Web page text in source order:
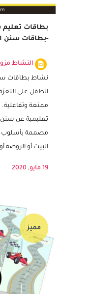
بطاقات تعليم
-بطاقات سنن
النشاط
نشاط بطاقات
الطفل على
ممتعة
تعليمية عن سنن
مصممة بأسلوب
مميز